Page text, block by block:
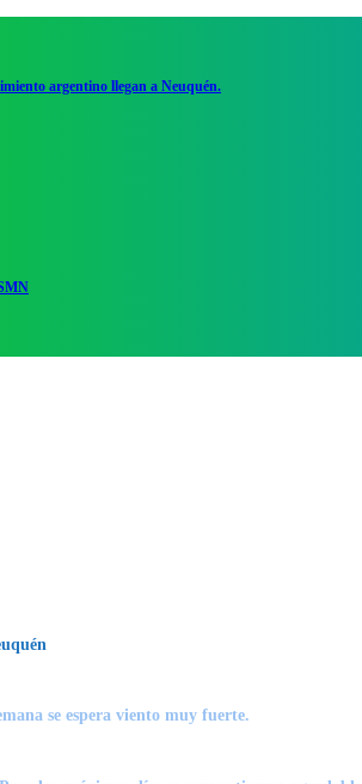
argentino llegan a Neuquén.
se espera viento muy fuerte.